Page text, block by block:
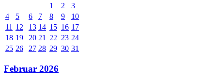
1
2
3
4
5 6 7 8 9
10
11 12 13 14 15 16 17
18 19 20 21 22 23 24
25 26 27 28 29 30 31
Februar 2026